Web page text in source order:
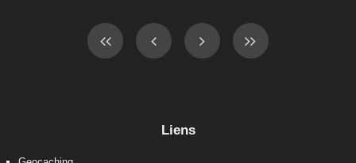
Liens